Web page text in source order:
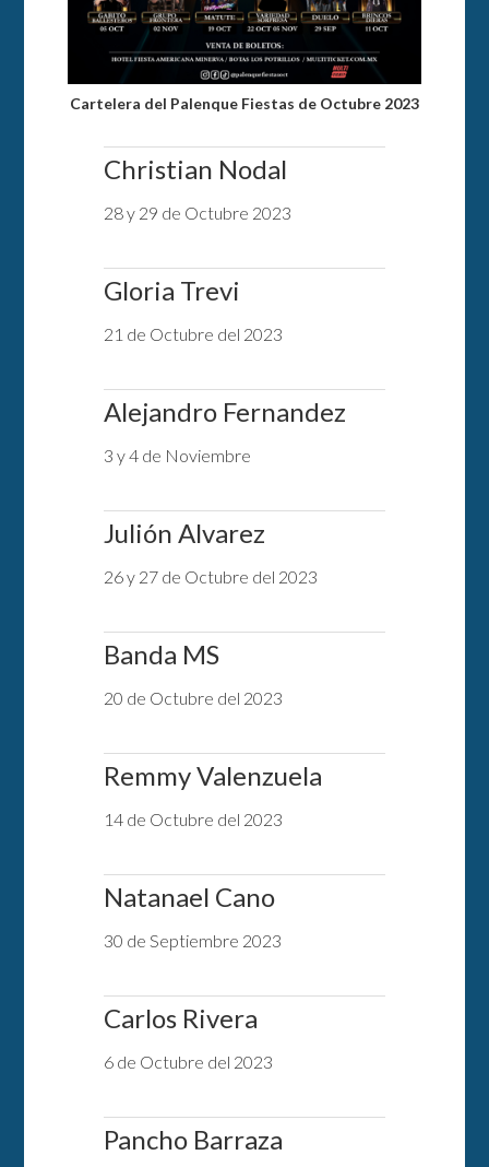
Cartelera del Palenque Fiestas de Octubre 2023
Christian Nodal
28 y 29 de Octubre 2023
Gloria Trevi
21 de Octubre del 2023
Alejandro Fernandez
3 y 4 de Noviembre
Julión Alvarez
26 y 27 de Octubre del 2023
Banda MS
20 de Octubre del 2023
Remmy Valenzuela
14 de Octubre del 2023
Natanael Cano
30 de Septiembre 2023
Carlos Rivera
6 de Octubre del 2023
Pancho Barraza